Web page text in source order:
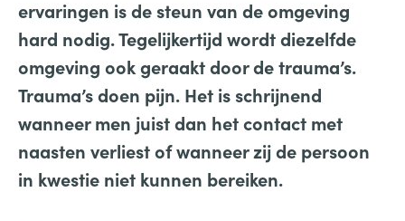
ervaringen is de steun van de omgeving
hard nodig. Tegelijkertijd wordt diezelfde
omgeving ook geraakt door de trauma’s.
Trauma’s doen pijn. Het is schrijnend
wanneer men juist dan het contact met
naasten verliest of wanneer zij de persoon
in kwestie niet kunnen bereiken.